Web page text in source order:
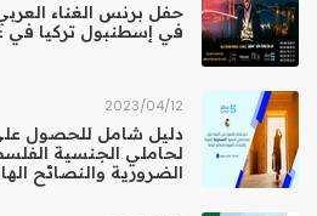
حفل برنس الغناء
في إسطنبول تركيا في عيد
12‏/04‏/2023
دليل شامل للحصول
لحاملي الجنسية
الضرورية والنصائح